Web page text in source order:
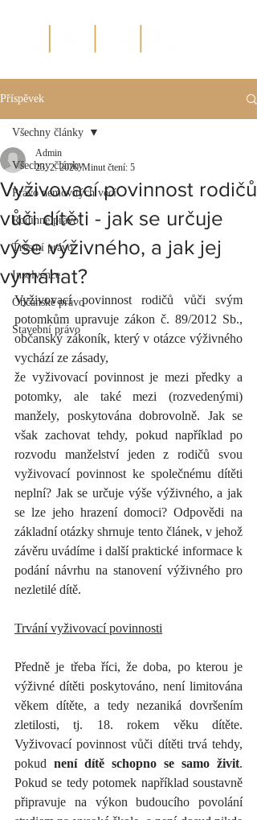
Příspěvek
Všechny články
Právo nemovitých věcí
Rodinné právo
Trestní právo
Insolvence
Občanské právo
Stavební právo
Všechny články
Vyživovací povinnost rodičů
vůči dítěti - jak se určuje
výše výživného, a jak jej
vymáhat?
Admin
23. 2. 2020 Minut čtení: 5
Vyživovací povinnost rodičů vůči svým
potomkům upravuje zákon č. 89/2012 Sb.,
občanský zákoník, který v otázce výživného
vychází ze zásady,
že vyživovací povinnost je mezi předky a
potomky, ale také mezi (rozvedenými)
manžely, poskytována dobrovolně. Jak se
však zachovat tehdy, pokud například po
rozvodu manželství jeden z rodičů svou
vyživovací povinnost ke společnému dítěti
neplní? Jak se určuje výše výživného, a jak
se lze jeho hrazení domoci? Odpovědi na
základní otázky shrnuje tento článek, v jehož
závěru uvádíme i další praktické informace k
podání návrhu na stanovení výživného pro
nezletilé dítě.
Trvání vyživovací povinnosti
Předně je třeba říci, že doba, po kterou je
výživné dítěti poskytováno, není limitována
věkem dítěte, a tedy nezaniká dovršením
zletilosti, tj. 18. rokem věku dítěte.
Vyživovací povinnost vůči dítěti trvá tehdy,
pokud není dítě schopno se samo živit.
Pokud se tedy potomek například soustavně
připravuje na výkon budoucího povolání